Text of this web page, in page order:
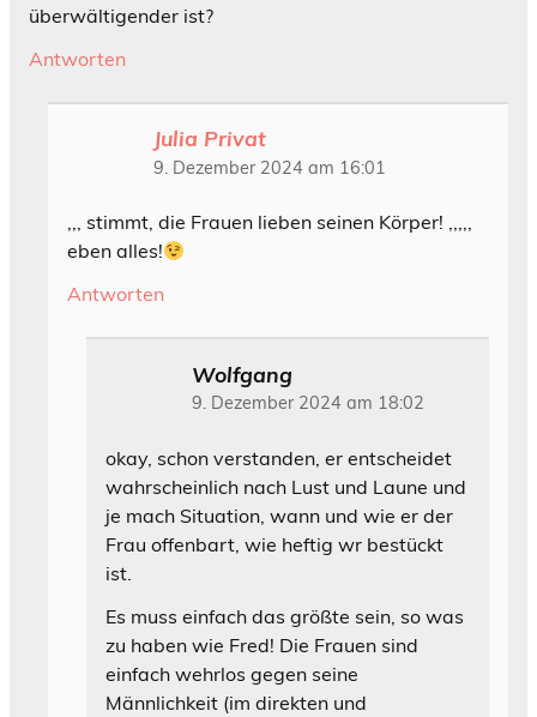
überwältigender ist?
Antworten
Julia Privat
9. Dezember 2024 am 16:01
,,, stimmt, die Frauen lieben seinen Körper! ,,,,,
eben alles!
Antworten
Wolfgang
9. Dezember 2024 am 18:02
okay, schon verstanden, er entscheidet
wahrscheinlich nach Lust und Laune und
je mach Situation, wann und wie er der
Frau offenbart, wie heftig wr bestückt
ist.
Es muss einfach das größte sein, so was
zu haben wie Fred! Die Frauen sind
einfach wehrlos gegen seine
Männlichkeit (im direkten und